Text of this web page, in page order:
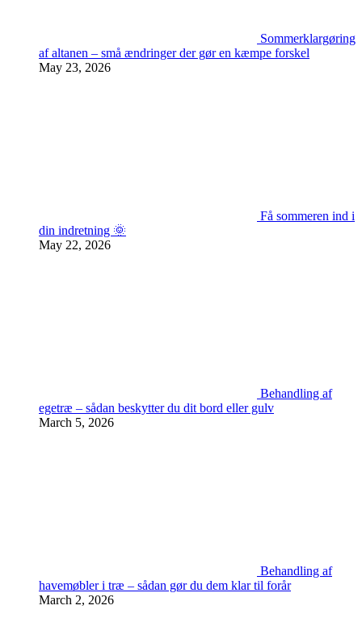
Sommerklargøring
af altanen – små ændringer der gør en kæmpe forskel
May 23, 2026
Få sommeren ind i
din indretning 🌞
May 22, 2026
Behandling af
egetræ – sådan beskytter du dit bord eller gulv
March 5, 2026
Behandling af
havemøbler i træ – sådan gør du dem klar til forår
March 2, 2026